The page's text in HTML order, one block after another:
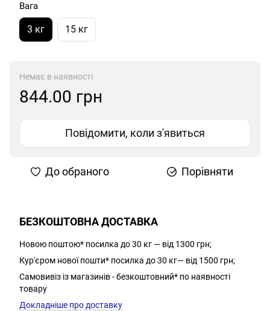
Вага
3 кг 15 кг
Немає в наявності
844.00 грн
Повідомити, коли з'явиться
До обраного Порівняти
БЕЗКОШТОВНА ДОСТАВКА
Новою поштою* посилка до 30 кг — від 1300 грн;
Кур'єром нової пошти* посилка до 30 кг— від 1500 грн;
Самовивіз із магазинів - безкоштовний* по наявності
товару
Докладніше про доставку